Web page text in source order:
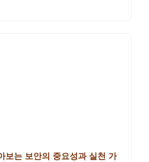
보는 보안의 중요성과 실천 가